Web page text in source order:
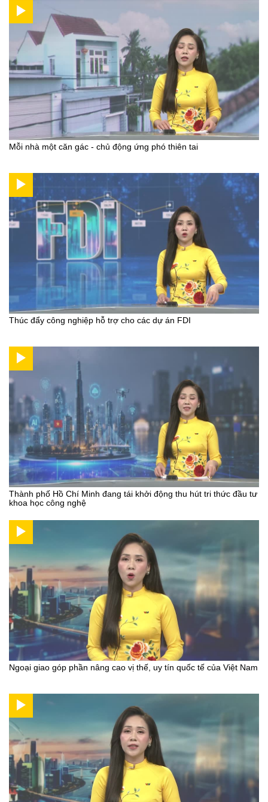
Mỗi nhà một căn gác - chủ động ứng phó thiên tai
Thúc đẩy công nghiệp hỗ trợ cho các dự án FDI
Thành phố Hồ Chí Minh đang tái khởi động thu hút tri thức đầu tư
khoa học công nghệ
Ngoại giao góp phần nâng cao vị thế, uy tín quốc tế của Việt Nam